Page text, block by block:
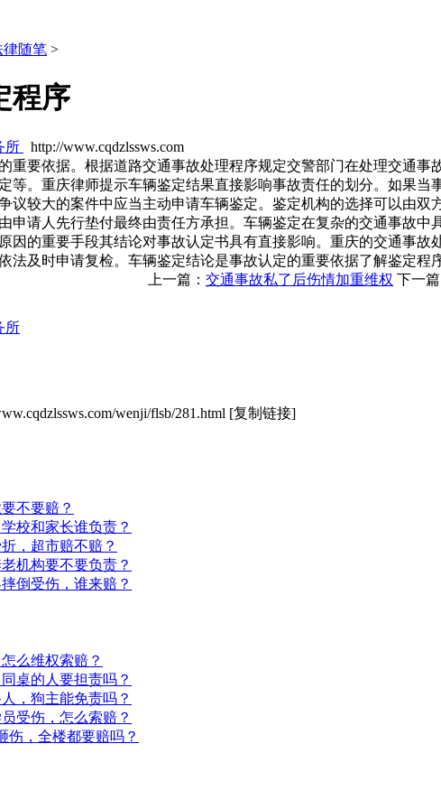
律随笔 >
程序
所
http://www.cqdzlssws.com
重要依据。根据道路交通事故处理程序规定交警部门在处理交通
等。重庆律师提示车辆鉴定结果直接影响事故责任的划分。如果
议较大的案件中应当主动申请车辆鉴定。鉴定机构的选择可以由
申请人先行垫付最终由责任方承担。车辆鉴定在复杂的交通事故
因的重要手段其结论对事故认定书具有直接影响。重庆的交通事
法及时申请复检。车辆鉴定结论是事故认定的重要依据了解鉴定程
上一篇： 交通事故私了后伤情加重维权 下一篇
所
wenji/flsb/281.html [复制链接]
不要赔？
校和家长谁负责？
，超市赔不赔？
机构要不要负责？
倒受伤，谁来赔？
么维权索赔？
桌的人要担责吗？
，狗主能免责吗？
受伤，怎么索赔？
伤，全楼都要赔吗？